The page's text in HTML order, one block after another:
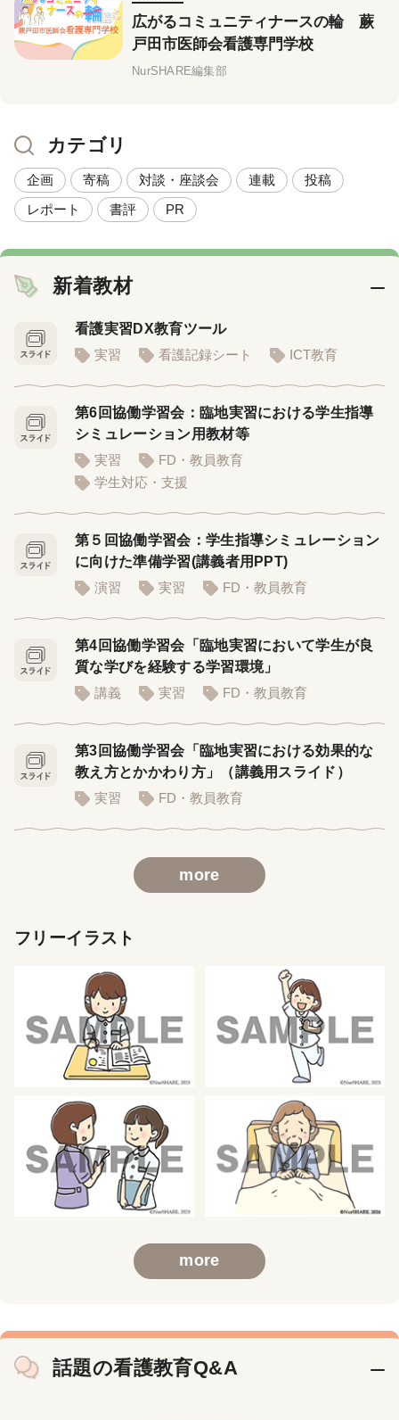
広がるコミュニティナースの輪 蕨
戸田市医師会看護専門学校
NurSHARE編集部
カテゴリ
企画 寄稿 対談・座談会 連載
投稿
レポート
書評 PR
新着教材
看護実習DX教育ツール
実習
看護記録シート ICT教育
第6回協働学習会：臨地実習における学生指導
シミュレーション用教材等
実習
FD・教員教育
学生対応・支援
第５回協働学習会：学生指導シミュレーション
に向けた準備学習(講義者用PPT)
演習
実習 FD・教員教育
第4回協働学習会「臨地実習において学生が良
質な学びを経験する学習環境」
講義
実習 FD・教員教育
第3回協働学習会「臨地実習における効果的な
教え方とかかわり方」（講義用スライド）
実習
FD・教員教育
more
フリーイラスト
more
話題の看護教育Q&A